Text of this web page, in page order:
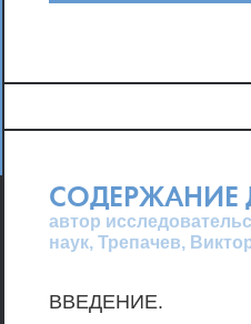
СОДЕРЖАНИЕ
автор
наук, Трепачев,
ВВЕДЕНИЕ.